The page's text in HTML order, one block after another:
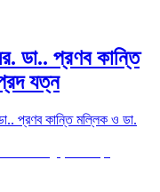
ডা.. প্রণব কান্তি
যত্ন
প্রণব কান্তি মল্লিক ও ডা.